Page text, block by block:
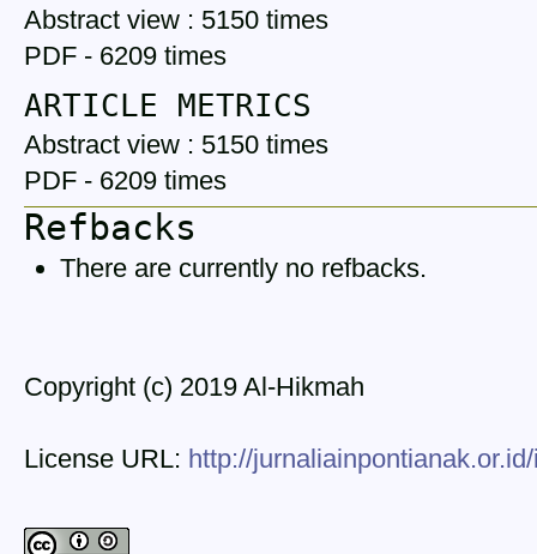
Abstract view : 5150 times
PDF - 6209 times
ARTICLE METRICS
Abstract view : 5150 times
PDF - 6209 times
Refbacks
There are currently no refbacks.
Copyright (c) 2019 Al-Hikmah
License URL: http://